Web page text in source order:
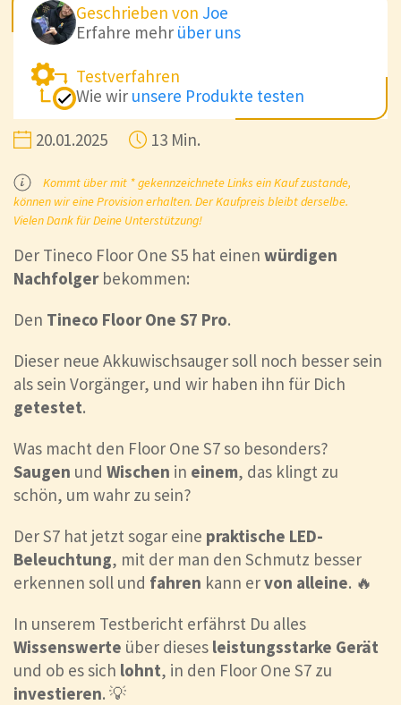
Geschrieben von Joe
Erfahre mehr über uns
Testverfahren
Wie wir unsere Produkte testen
20.01.2025 13 Min.
Kommt über mit * gekennzeichnete Links ein Kauf zustande,
können wir eine Provision erhalten. Der Kaufpreis bleibt derselbe.
Vielen Dank für Deine Unterstützung!
Der Tineco Floor One S5 hat einen würdigen
Nachfolgerbekommen:
Den Tineco Floor One S7 Pro.
Dieser neue Akkuwischsauger soll noch besser sein
als sein Vorgänger, und wir haben ihn für Dich
getestet.
Was macht den Floor One S7 so besonders?
Saugen und Wischen in einem, das klingt zu
schön, um wahr zu sein?
Der S7 hat jetzt sogar eine praktische LED-
Beleuchtung, mit der man den Schmutz besser
erkennen soll und fahren kann ervon alleine. 🔥
In unserem Testbericht erfährst Du alles
Wissenswerte über dieses leistungsstarke Gerät
und ob es sich lohnt, in den Floor One S7 zu
investieren. 💡